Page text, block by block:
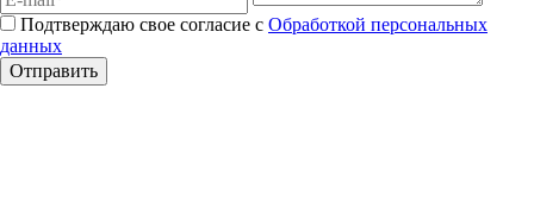
Подтверждаю свое согласие с Обработкой персональных
данных
Отправить